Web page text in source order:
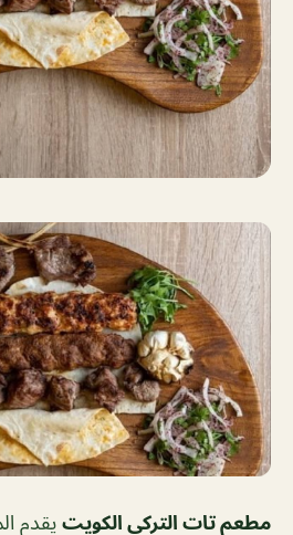
مطعم تات التركي الكويت يقدم